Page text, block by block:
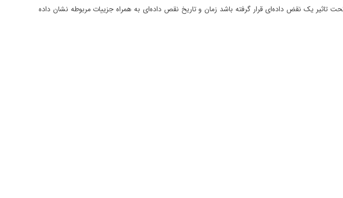
تاثیر یک نقض داده‌ای قرار گرفته باشد زمان و تاریخ نقص داده‌ای به همراه جزییات مربوطه نشان داده